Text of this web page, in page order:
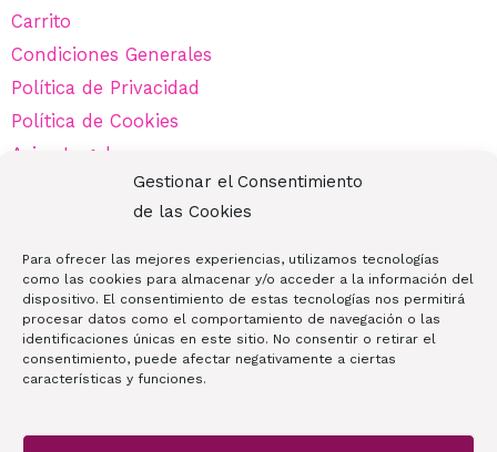
Gestionar el Consentimiento
de las Cookies
Para ofrecer las mejores experiencias, utilizamos tecnologías
como las cookies para almacenar y/o acceder a la información del
dispositivo. El consentimiento de estas tecnologías nos permitirá
procesar datos como el comportamiento de navegación o las
identificaciones únicas en este sitio. No consentir o retirar el
consentimiento, puede afectar negativamente a ciertas
características y funciones.
¡Contáctanos!
680 71 24 43
auratiendabelleza@gmail.com
Av. de Europa, 12, 28224 Pozuelo de Alarcón, Madrid
Carrito
Condiciones Generales
Política de Privacidad
Política de Cookies
Aviso Legal